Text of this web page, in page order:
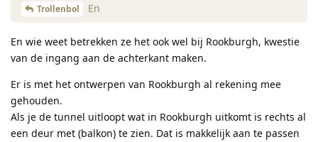
Trollenbol En
En wie weet betrekken ze het ook wel bij Rookburgh, kwestie
van de ingang aan de achterkant maken.
Er is met het ontwerpen van Rookburgh al rekening mee
gehouden.
Als je de tunnel uitloopt wat in Rookburgh uitkomt is rechts al
een deur met (balkon) te zien. Dat is makkelijk aan te passen